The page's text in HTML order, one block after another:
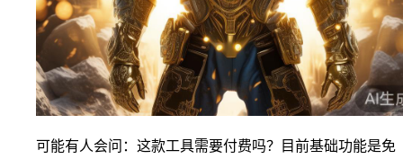
可能有人会问：这款工具需要付费吗？目前基础功能是免